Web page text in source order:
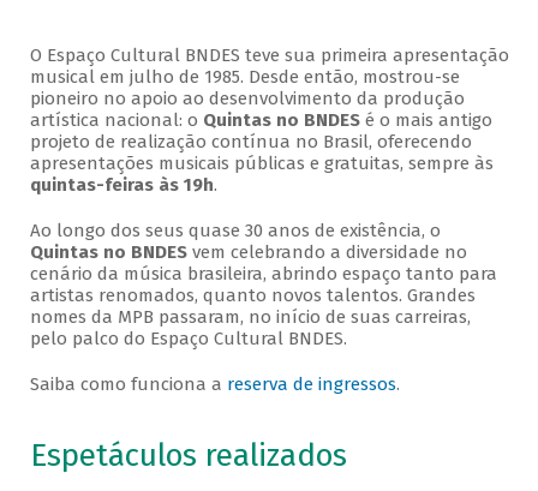
O Espaço Cultural BNDES teve sua primeira apresentação
musical em julho de 1985. Desde então, mostrou-se
pioneiro no apoio ao desenvolvimento da produção
artística nacional: o Quintas no BNDESé o mais antigo
projeto de realização contínua no Brasil, oferecendo
apresentações musicais públicas e gratuitas, sempre às
quintas-feiras às 19h.
Ao longo dos seus quase 30 anos de existência, o
Quintas no BNDESvem celebrando a diversidade no
cenário da música brasileira, abrindo espaço tanto para
artistas renomados, quanto novos talentos. Grandes
nomes da MPB passaram, no início de suas carreiras,
pelo palco do Espaço Cultural BNDES.
Saiba como funciona a reserva de ingressos.
Espetáculos realizados